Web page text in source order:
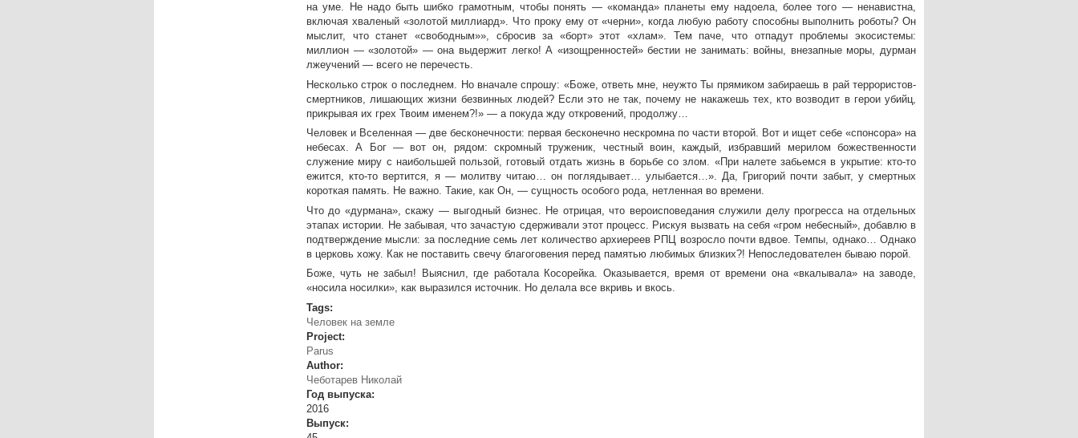
на уме. Не надо быть шибко грамотным, чтобы понять — «команда» планеты ему надоела, более того — ненавистна,
включая хваленый «золотой миллиард». Что проку ему от «черни», когда любую работу способны выполнить роботы? Он
мыслит, что станет «свободным»», сбросив за «борт» этот «хлам». Тем паче, что отпадут проблемы экосистемы:
миллион — «золотой» — она выдержит легко! А «изощренностей» бестии не занимать: войны, внезапные моры, дурман
лжеучений — всего не перечесть.
Несколько строк о последнем. Но вначале спрошу: «Боже, ответь мне, неужто Ты прямиком забираешь в рай террористов-
смертников, лишающих жизни безвинных людей? Если это не так, почему не накажешь тех, кто возводит в герои убийц,
прикрывая их грех Твоим именем?!» — а покуда жду откровений, продолжу…
Человек и Вселенная — две бесконечности: первая бесконечно нескромна по части второй. Вот и ищет себе «спонсора» на
небесах. А Бог — вот он, рядом: скромный труженик, честный воин, каждый, избравший мерилом божественности
служение миру с наибольшей пользой, готовый отдать жизнь в борьбе со злом. «При налете забьемся в укрытие: кто-то
ежится, кто-то вертится, я — молитву читаю… он поглядывает… улыбается…». Да, Григорий почти забыт, у смертных
короткая память. Не важно. Такие, как Он, — сущность особого рода, нетленная во времени.
Что до «дурмана», скажу — выгодный бизнес. Не отрицая, что вероисповедания служили делу прогресса на отдельных
этапах истории. Не забывая, что зачастую сдерживали этот процесс. Рискуя вызвать на себя «гром небесный», добавлю в
подтверждение мысли: за последние семь лет количество архиереев РПЦ возросло почти вдвое. Темпы, однако… Однако
в церковь хожу. Как не поставить свечу благоговения перед памятью любимых близких?! Непоследователен бываю порой.
Боже, чуть не забыл! Выяснил, где работала Косорейка. Оказывается, время от времени она «вкалывала» на заводе,
«носила носилки», как выразился источник. Но делала все вкривь и вкось.
Tags:
Человек на земле
Project:
Parus
Author:
Чеботарев Николай
Год выпуска:
2016
Выпуск: